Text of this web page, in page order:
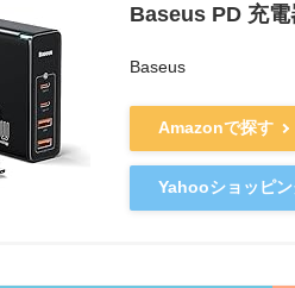
Baseus PD 充電
Baseus
Amazonで探す
Yahooショッピ